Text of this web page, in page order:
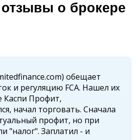
о брокере
обещает
и регуляцию FCA. Нашел их
Каспи Профит,
начал торговать. Сначала
профит, но при
"налог". Заплатил - и